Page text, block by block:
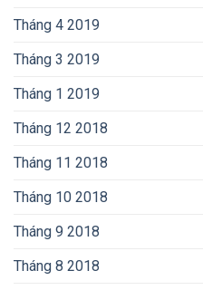
Tháng 4 2019
Tháng 3 2019
Tháng 1 2019
Tháng 12 2018
Tháng 11 2018
Tháng 10 2018
Tháng 9 2018
Tháng 8 2018